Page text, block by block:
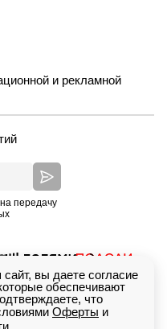
и рекламной
передачу
вы даете согласие
обеспечивают
что
Оферты и